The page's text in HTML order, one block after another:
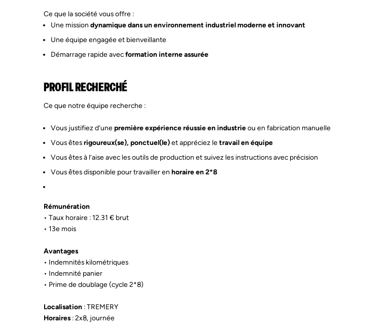
Ce que la société vous offre :
Une missiondynamique dans un environnement industriel moderne et innovant
Une équipe engagée et bienveillante
Démarrage rapide avecformation interne assurée
PROFIL RECHERCHÉ
Ce que notre équipe recherche :
Vous justifiez d'unepremière expérience réussie en industrieou en fabrication manuelle
Vous êtesrigoureux(se), ponctuel(le)et appréciez letravail en équipe
Vous êtes à l’aise avec les outils de production et suivez les instructions avec précision
Vous êtes disponible pour travailler enhoraire en 2*8
Rémunération
• Taux horaire : 12.31 € brut
• 13e mois
Avantages
• Indemnités kilométriques
• Indemnité panier
• Prime de doublage (cycle 2*8)
Localisation : TREMERY
Horaires : 2x8, journée